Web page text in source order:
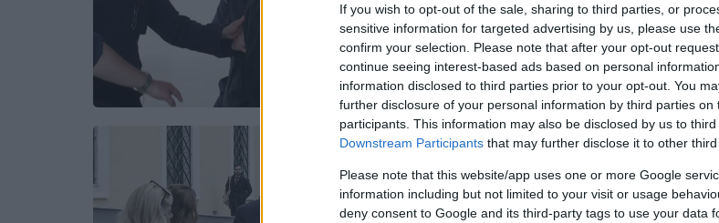
If you wish to opt-out of the sale, sharing to third parties, or
sensitive information for targeted advertising by us, please use
confirm your selection. Please note that after your opt-out
continue seeing interest-based ads based on personal
information disclosed to third parties prior to your opt-out. You
further disclosure of your personal information by third parties on
participants. This information may also be disclosed by us to
Downstream Participants that may further disclose it to other third
Please note that this website/app uses one or more Google
information including but not limited to your visit or usage
deny consent to Google and its third-party tags to use your data
Γιατί η υπόθεση επιστρέφει
δικαστική αίθουσα
Ελλάδα |06.02.2019 22:05
Παραδικαστικό Κύκλωμα:
χρόνια φυλακή στον Πέτρο